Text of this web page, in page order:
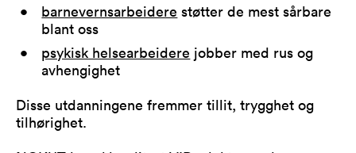
barnevernsarbeidere støtter de mest sårbare
blant oss
psykisk helsearbeidere jobber med rus og
avhengighet
Disse utdanningene fremmer tillit, trygghet og
tilhørighet.